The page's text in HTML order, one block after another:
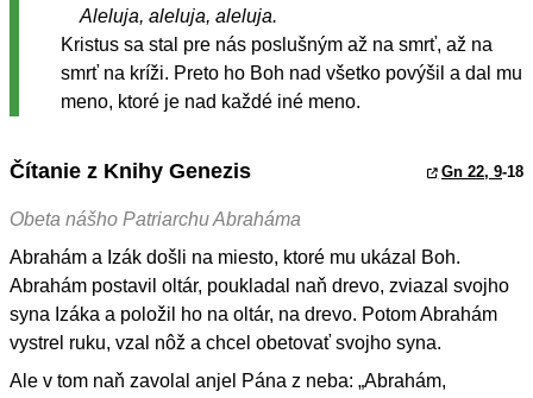
Aleluja, aleluja, aleluja.
Kristus sa stal pre nás poslušným až na smrť, až na
smrť na kríži. Preto ho Boh nad všetko povýšil a dal mu
meno, ktoré je nad každé iné meno.
Čítanie z Knihy Genezis Gn 22, 9-18
Obeta nášho Patriarchu Abraháma
Abrahám a Izák došli na miesto, ktoré mu ukázal Boh.
Abrahám postavil oltár, poukladal naň drevo, zviazal svojho
syna Izáka a položil ho na oltár, na drevo. Potom Abrahám
vystrel ruku, vzal nôž a chcel obetovať svojho syna.
Ale v tom naň zavolal anjel Pána z neba: „Abrahám,